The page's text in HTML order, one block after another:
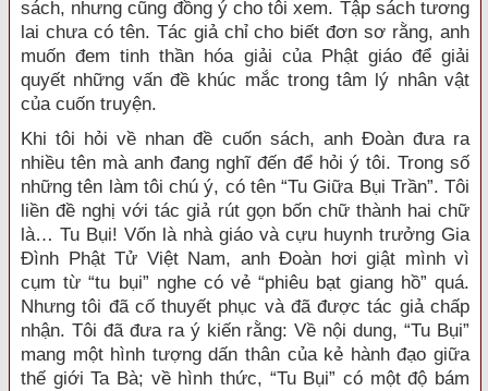
sách, nhưng cũng đồng ý cho tôi xem. Tập sách tương
lai chưa có tên. Tác giả chỉ cho biết đơn sơ rằng, anh
muốn đem tinh thần hóa giải của Phật giáo để giải
quyết những vấn đề khúc mắc trong tâm lý nhân vật
của cuốn truyện.
Khi tôi hỏi về nhan đề cuốn sách, anh Đoàn đưa ra
nhiều tên mà anh đang nghĩ đến để hỏi ý tôi. Trong số
những tên làm tôi chú ý, có tên “Tu Giữa Bụi Trần”. Tôi
liền đề nghị với tác giả rút gọn bốn chữ thành hai chữ
là… Tu Bụi! Vốn là nhà giáo và cựu huynh trưởng Gia
Đình Phật Tử Việt Nam, anh Đoàn hơi giật mình vì
cụm từ “tu bụi” nghe có vẻ “phiêu bạt giang hồ” quá.
Nhưng tôi đã cố thuyết phục và đã được tác giả chấp
nhận. Tôi đã đưa ra ý kiến rằng: Về nội dung, “Tu Bụi”
mang một hình tượng dấn thân của kẻ hành đạo giữa
thế giới Ta Bà; về hình thức, “Tu Bụi” có một độ bám